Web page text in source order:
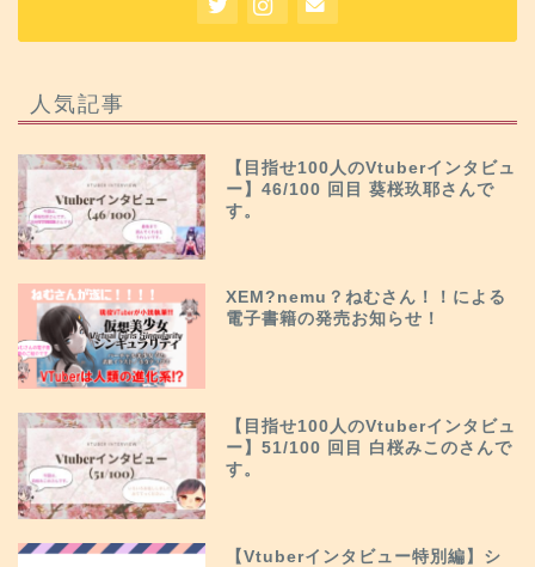
人気記事
【目指せ100人のVtuberインタビュ
ー】46/100 回目 葵桜玖耶さんで
す。
XEM?nemu？ねむさん！！による
電子書籍の発売お知らせ！
【目指せ100人のVtuberインタビュ
ー】51/100 回目 白桜みこのさんで
す。
【Vtuberインタビュー特別編】シ